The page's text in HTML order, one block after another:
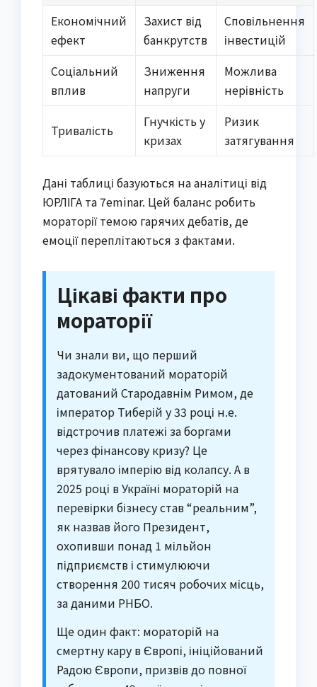
Економічний
ефект
Захист від
банкрутств
Сповільнення
інвестицій
Соціальний
вплив
Зниження
напруги
Можлива
нерівність
Тривалість
Гнучкість у
кризах
Ризик
затягування
Дані таблиці базуються на аналітиці від
ЮРЛІГА та 7eminar. Цей баланс робить
мораторії темою гарячих дебатів, де
емоції переплітаються з фактами.
Цікаві факти про
мораторії
Чи знали ви, що перший
задокументований мораторій
датований Стародавнім Римом, де
імператор Тиберій у 33 році н.е.
відстрочив платежі за боргами
через фінансову кризу? Це
врятувало імперію від колапсу. А в
2025 році в Україні мораторій на
перевірки бізнесу став “реальним”,
як назвав його Президент,
охопивши понад 1 мільйон
підприємств і стимулюючи
створення 200 тисяч робочих місць,
за даними РНБО.
Ще один факт: мораторій на
смертну кару в Європі, ініційований
Радою Європи, призвів до повної